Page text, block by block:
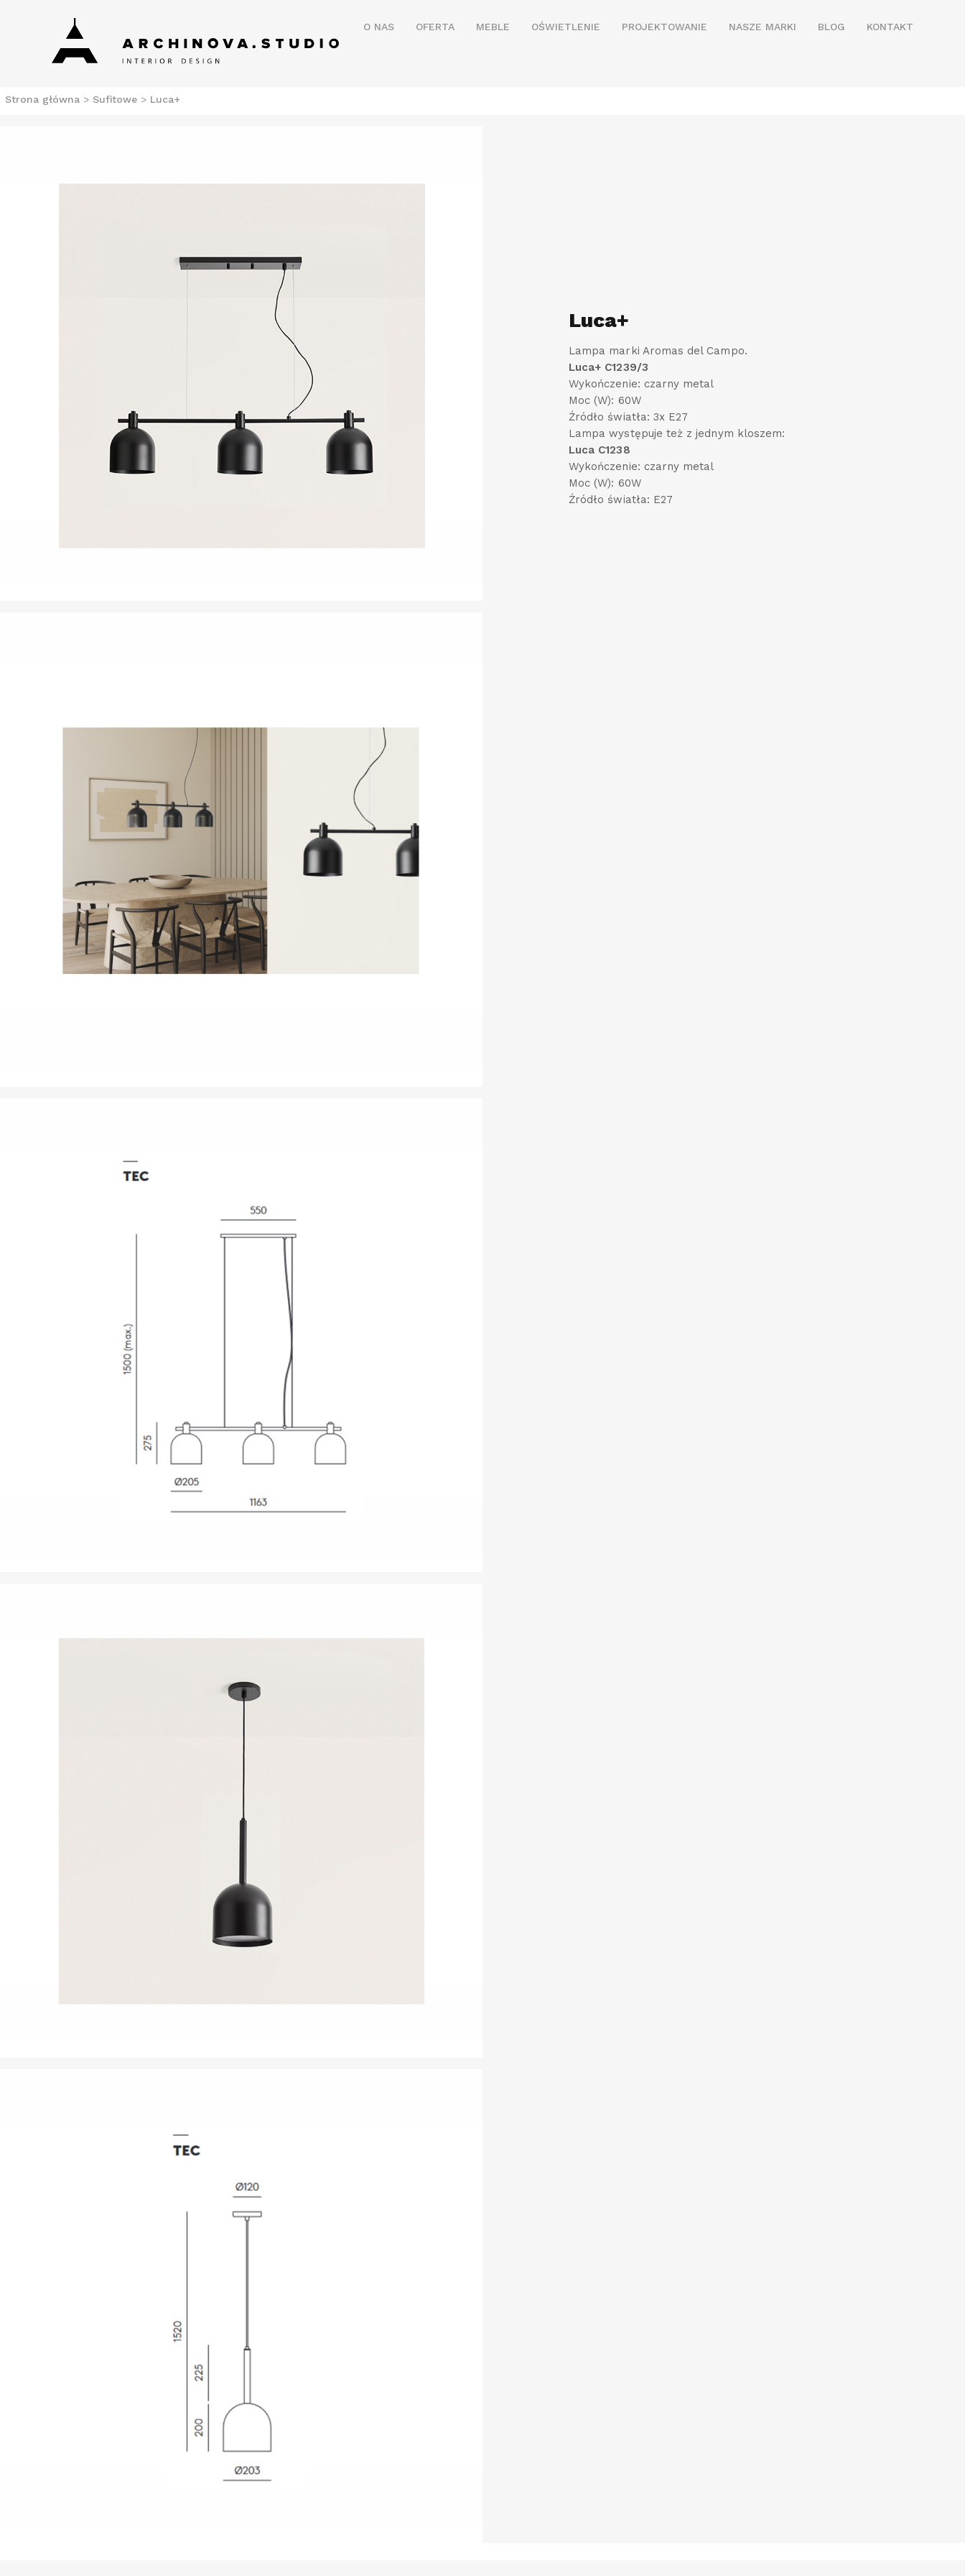
Archinova Studio
Salon meblowy Szczecin. Meble nowoczesne. O NAS OFERTA MEBLE OŚWIETLENIE PROJEKTOWANIE NASZE MARKI BLOG KONTAKT
Strona główna > Sufitowe > Luca+
Luca+
Lampa marki Aromas del Campo.
Luca+ C1239/3
Wykończenie: czarny metal
Moc (W): 60W
Źródło światła: 3x E27
Lampa występuje też z jednym kloszem:
Luca C1238
Wykończenie: czarny metal
Moc (W): 60W
Źródło światła: E27